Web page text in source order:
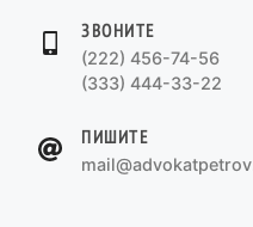
ЗВОНИТЕ
(222) 456-74-56
(333) 444-33-22
ПИШИТЕ